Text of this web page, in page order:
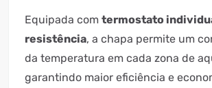
Equipada com termostato
resistência, a chapa permite um
da temperatura em cada zona de
garantindo maior eficiência e